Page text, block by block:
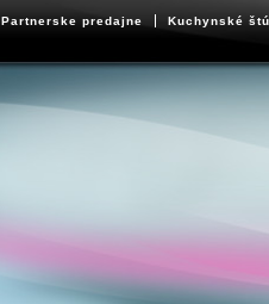
Partnerske predajne Kuchynské